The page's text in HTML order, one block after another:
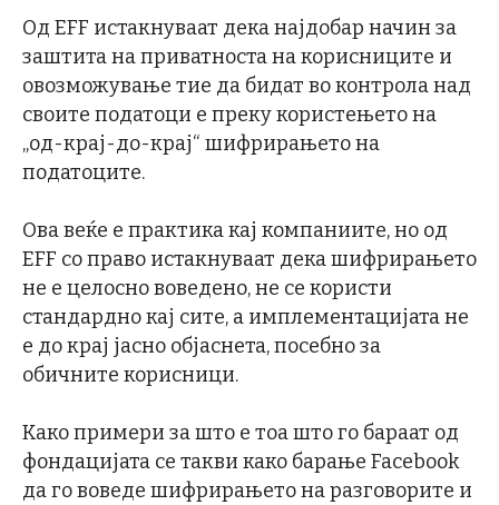
Од EFF истакнуваат дека најдобар начин за
заштита на приватноста на корисниците и
овозможување тие да бидат во контрола над
своите податоци е преку користењето на
„од-крај-до-крај“ шифрирањето на
податоците.
Ова веќе е практика кај компаниите, но од
EFF со право истакнуваат дека шифрирањето
не е целосно воведено, не се користи
стандардно кај сите, а имплементацијата не
е до крај јасно објаснета, посебно за
обичните корисници.
Како примери за што е тоа што го бараат од
фондацијата се такви како барање Facebook
да го воведе шифрирањето на разговорите и